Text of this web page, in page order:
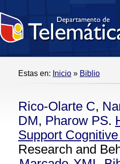
Estas en: Inicio » Biblio
Rico-Olarte C,
DM, Pharow PS.
Support
Research and